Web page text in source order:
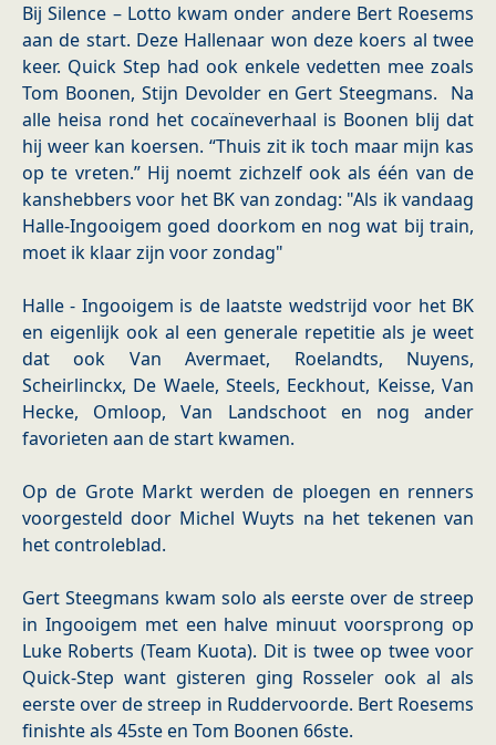
Bij Silence – Lotto kwam onder andere Bert Roesems
aan de start. Deze Hallenaar won deze koers al twee
keer. Quick Step had ook enkele vedetten mee zoals
Tom Boonen, Stijn Devolder en Gert Steegmans. Na
alle heisa rond het cocaïneverhaal is Boonen blij dat
hij weer kan koersen. “Thuis zit ik toch maar mijn kas
op te vreten.” Hij noemt zichzelf ook als één van de
kanshebbers voor het BK van zondag: "Als ik vandaag
Halle-Ingooigem goed doorkom en nog wat bij train,
moet ik klaar zijn voor zondag"
Halle - Ingooigem is de laatste wedstrijd voor het BK
en eigenlijk ook al een generale repetitie als je weet
dat ook Van Avermaet, Roelandts, Nuyens,
Scheirlinckx, De Waele, Steels, Eeckhout, Keisse, Van
Hecke, Omloop, Van Landschoot en nog ander
favorieten aan de start kwamen.
Op de Grote Markt werden de ploegen en renners
voorgesteld door Michel Wuyts na het tekenen van
het controleblad.
Gert Steegmans kwam solo als eerste over de streep
in Ingooigem met een halve minuut voorsprong op
Luke Roberts (Team Kuota). Dit is twee op twee voor
Quick-Step want gisteren ging Rosseler ook al als
eerste over de streep in Ruddervoorde. Bert Roesems
finishte als 45ste en Tom Boonen 66ste.